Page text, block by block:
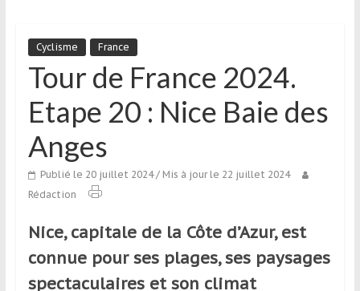
média
sur
tourisme
sportif
qui
s’adresse
aux
voyageurs
ou
réguliers,
pratiquants,
Cyclisme France
Tour de France 2024.
Etape 20 : Nice Baie des
Anges
Publié le 20 juillet 2024/ Mis à jour le 22 juillet 2024
Rédaction
Nice, capitale de la Côte d’Azur, est
connue pour ses plages, ses paysages
spectaculaires et son climat